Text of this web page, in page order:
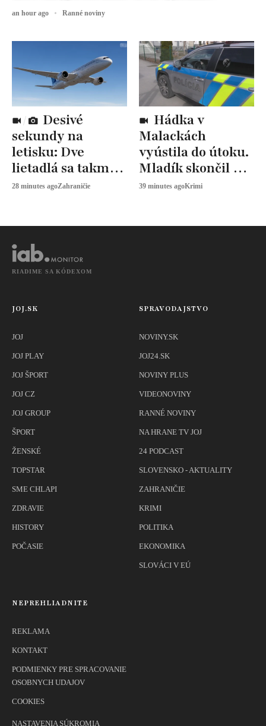
sekundy na
letisku: Dve
lietadlá sa takmer
zrazili
28 minutes agoZahraničie
Malackách
vyústila do útoku.
Mladík skončil v
nemocnici
39 minutes agoKrimi
an hour ago Ranné noviny
RIADIME SA KÓDEXOM
JOJ.SK
JOJ
JOJ PLAY
JOJ ŠPORT
JOJ CZ
JOJ GROUP
ŠPORT
ŽENSKÉ
TOPSTAR
SME CHLAPI
ZDRAVIE
HISTORY
POČASIE
SPRAVODAJSTVO
NOVINY.SK
JOJ24.SK
NOVINY PLUS
VIDEONOVINY
RANNÉ NOVINY
NA HRANE TV JOJ
24 PODCAST
SLOVENSKO - AKTUALITY
ZAHRANIČIE
KRIMI
POLITIKA
EKONOMIKA
SLOVÁCI V EÚ
NEPREHLIADNITE
REKLAMA
KONTAKT
PODMIENKY PRE SPRACOVANIE
OSOBNYCH UDAJOV
COOKIES
NASTAVENIA SÚKROMIA